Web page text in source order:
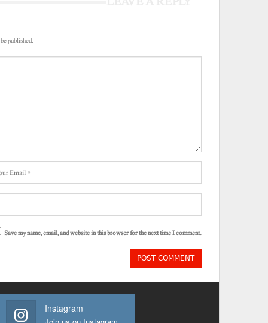
published.
Save my name, email, and website in this browser for the next time I comment.
Instagram